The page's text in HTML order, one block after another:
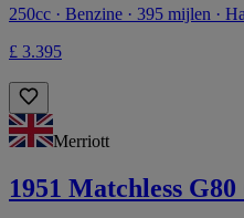
250cc · Benzine · 395 mijlen ·
£ 3.395
Merriott
1951 Matchless G80